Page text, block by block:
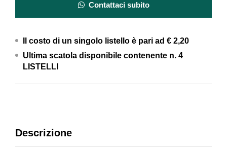
Contattaci subito
Il costo di un singolo listello è pari ad € 2,20
Ultima scatola disponibile contenente n. 4
LISTELLI
Descrizione